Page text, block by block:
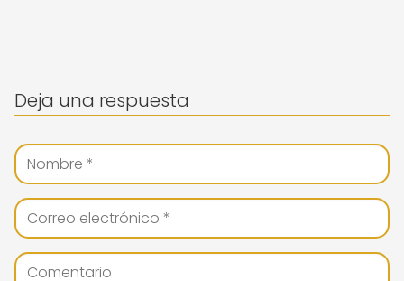
Deja una respuesta